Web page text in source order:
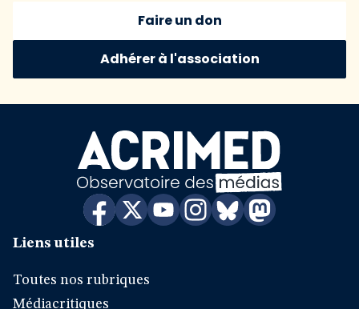
Faire un don
Adhérer à l'association
Liens utiles
Toutes nos rubriques
Médiacritiques